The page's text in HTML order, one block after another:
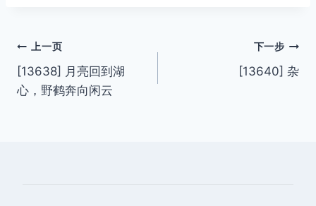
文
章
上一页
[13638] 月亮回到湖
心，野鹤奔向闲云
下一步
[13640] 杂